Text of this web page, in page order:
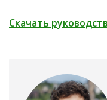
Скачать